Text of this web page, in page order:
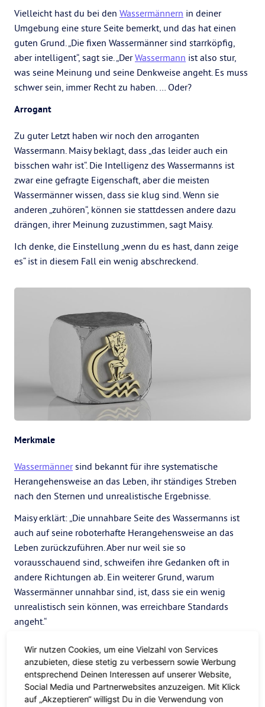
Vielleicht hast du bei den Wassermännern in deiner
Umgebung eine sture Seite bemerkt, und das hat einen
guten Grund. „Die fixen Wassermänner sind starrköpfig,
aber intelligent“, sagt sie. „DerWassermann ist also stur,
was seine Meinung und seine Denkweise angeht. Es muss
schwer sein, immer Recht zu haben. … Oder?
Arrogant
Zu guter Letzt haben wir noch den arroganten
Wassermann. Maisy beklagt, dass „das leider auch ein
bisschen wahr ist“. Die Intelligenz des Wassermanns ist
zwar eine gefragte Eigenschaft, aber die meisten
Wassermänner wissen, dass sie klug sind. Wenn sie
anderen „zuhören“, können sie stattdessen andere dazu
drängen, ihrer Meinung zuzustimmen, sagt Maisy.
Ich denke, die Einstellung „wenn du es hast, dann zeige
es“ ist in diesem Fall ein wenig abschreckend.
Merkmale
Wassermännersind bekannt für ihre systematische
Herangehensweise an das Leben, ihr ständiges Streben
nach den Sternen und unrealistische Ergebnisse.
Maisy erklärt: „Die unnahbare Seite des Wassermanns ist
auch auf seine roboterhafte Herangehensweise an das
Leben zurückzuführen. Aber nur weil sie so
vorausschauend sind, schweifen ihre Gedanken oft in
andere Richtungen ab. Ein weiterer Grund, warum
Wassermänner unnahbar sind, ist, dass sie ein wenig
unrealistisch sein können, was erreichbare Standards
angeht.“
Jeder Wassermann glaubt, dass er alles tun kann, was er
sich vornimmt – wenn er genug Rationalität hinter seiner
Entscheidung hat, kann er das vielleicht auch!
Eigenschaften
Wir nutzen Cookies, um eine Vielzahl von Services
anzubieten, diese stetig zu verbessern sowie Werbung
entsprechend Deinen Interessen auf unserer Website,
Social Media und Partnerwebsites anzuzeigen. Mit Klick
auf „Akzeptieren“ willigst Du in die Verwendung von